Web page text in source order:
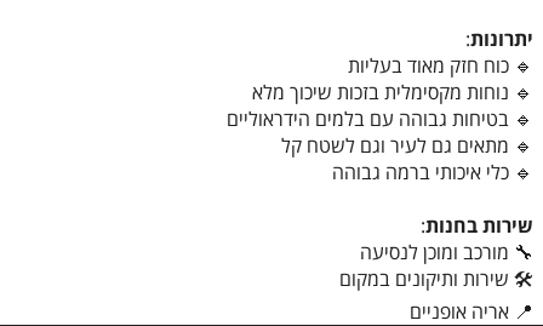
יתרונות:
🔹 כוח חזק מאוד בעליות
🔹 נוחות מקסימלית בזכות שיכוך מלא
🔹 בטיחות גבוהה עם בלמים הידראוליים
🔹 מתאים גם לעיר וגם לשטח קל
🔹 כלי איכותי ברמה גבוהה
שירותבחנות:
🔧 מורכב ומוכן לנסיעה
🛠 שירות ותיקונים במקום
📍 אריה אופניים